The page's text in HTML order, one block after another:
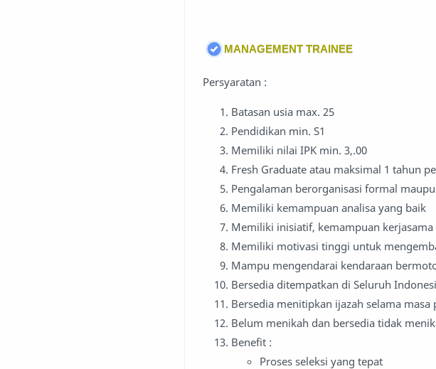
MANAGEMENT TRAINEE
Persyaratan :
Batasan usia max. 25
Pendidikan min. S1
Memiliki nilai IPK min. 3,.00
Fresh Graduate atau maksimal 1 tahun
Pengalaman berorganisasi formal
Memiliki kemampuan analisa yang baik
Memiliki inisiatif, kemampuan
Memiliki motivasi tinggi untuk
Mampu mengendarai kendaraan
Bersedia ditempatkan di Seluruh
Bersedia menitipkan ijazah selama
Belum menikah dan bersedia tidak
Benefit :
Proses seleksi yang tepat